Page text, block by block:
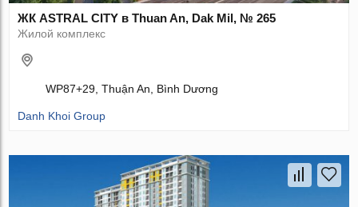
ЖК ASTRAL CITY в Thuan An, Dak Mil, № 265
Жилой комплекс
WP87+29, Thuận An, Bình Dương
Danh Khoi Group